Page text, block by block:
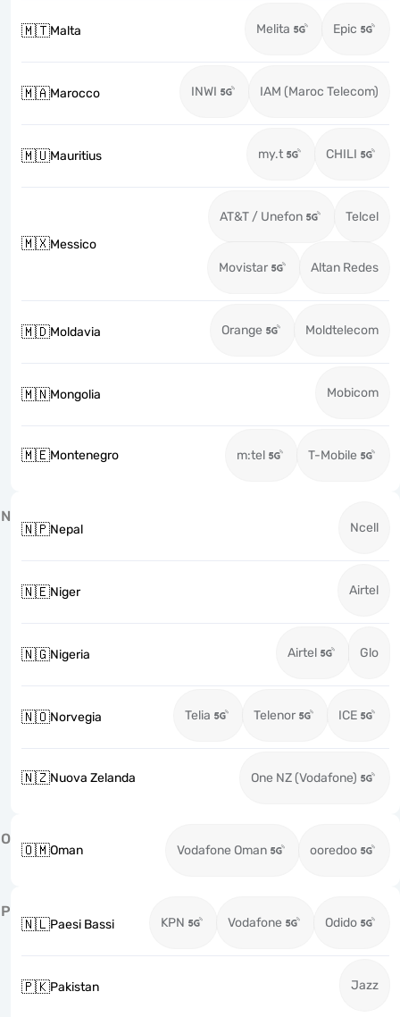
🇲🇹Malta Melita Epic
🇲🇦Marocco INWI IAM (Maroc Telecom)
🇲🇺Mauritius my.t CHILI
🇲🇽Messico
AT&T / Unefon Telcel
Movistar Altan Redes
🇲🇩Moldavia Orange Moldtelecom
🇲🇳Mongolia Mobicom
🇲🇪Montenegro m:tel T-Mobile
N
🇳🇵Nepal Ncell
🇳🇪Niger Airtel
🇳🇬Nigeria Airtel Glo
🇳🇴Norvegia Telia Telenor ICE
🇳🇿Nuova Zelanda One NZ (Vodafone)
O
🇴🇲Oman Vodafone Oman ooredoo
P
🇳🇱Paesi Bassi KPN Vodafone Odido
🇵🇰Pakistan Jazz